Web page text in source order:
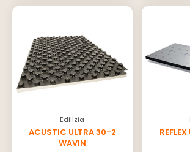
Edilizia
ACUSTIC ULTRA 30-2
WAVIN